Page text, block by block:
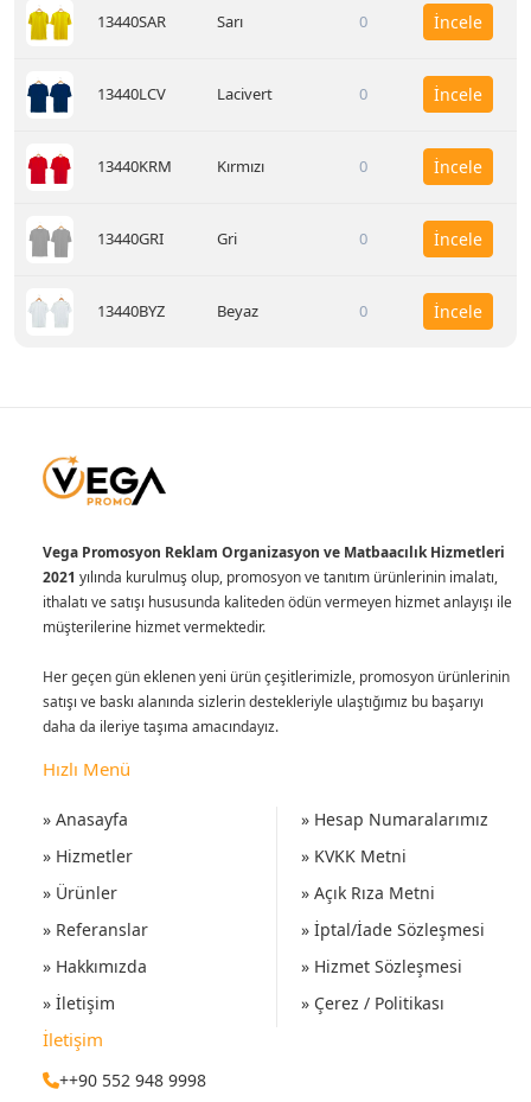
13440SAR Sarı 0 İncele
13440LCV Lacivert 0 İncele
13440KRM Kırmızı 0 İncele
13440GRI Gri 0 İncele
13440BYZ Beyaz 0 İncele
Vega Promosyon Reklam Organizasyon ve Matbaacılık Hizmetleri
2021 yılında kurulmuş olup, promosyon ve tanıtım ürünlerinin imalatı,
ithalatı ve satışı hususunda kaliteden ödün vermeyen hizmet anlayışı ile
müşterilerine hizmet vermektedir.
Her geçen gün eklenen yeni ürün çeşitlerimizle, promosyon ürünlerinin
satışı ve baskı alanında sizlerin destekleriyle ulaştığımız bu başarıyı
daha da ileriye taşıma amacındayız.
Hızlı Menü
» Anasayfa
» Hizmetler
» Ürünler
» Referanslar
» Hakkımızda
» İletişim
» Hesap Numaralarımız
» KVKK Metni
» Açık Rıza Metni
» İptal/İade Sözleşmesi
» Hizmet Sözleşmesi
» Çerez / Politikası
İletişim
++90 552 948 9998